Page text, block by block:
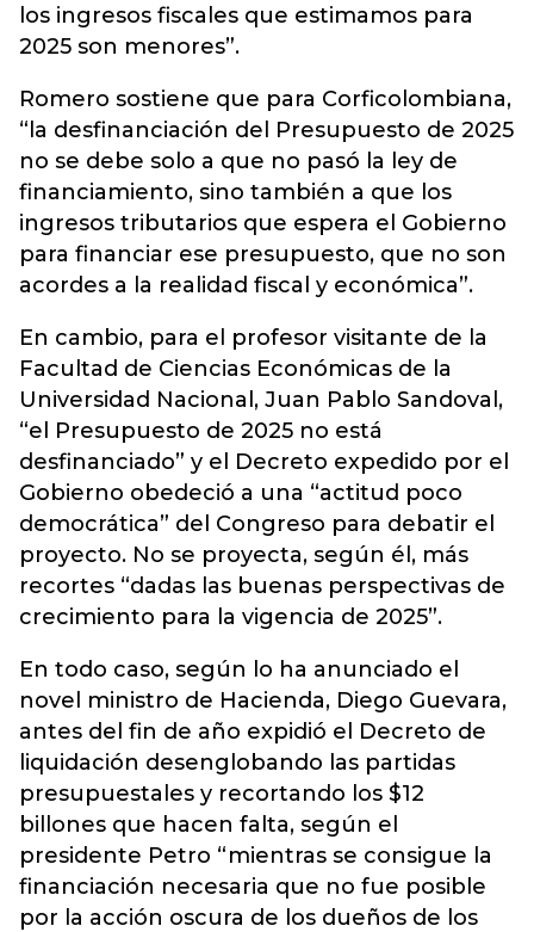
los ingresos fiscales que estimamos para
2025 son menores”.
Romero sostiene que para Corficolombiana,
“la desfinanciación del Presupuesto de 2025
no se debe solo a que no pasó la ley de
financiamiento, sino también a que los
ingresos tributarios que espera el Gobierno
para financiar ese presupuesto, que no son
acordes a la realidad fiscal y económica”.
En cambio, para el profesor visitante de la
Facultad de Ciencias Económicas de la
Universidad Nacional, Juan Pablo Sandoval,
“el Presupuesto de 2025 no está
desfinanciado” y el Decreto expedido por el
Gobierno obedeció a una “actitud poco
democrática” del Congreso para debatir el
proyecto. No se proyecta, según él, más
recortes “dadas las buenas perspectivas de
crecimiento para la vigencia de 2025”.
En todo caso, según lo ha anunciado el
novel ministro de Hacienda, Diego Guevara,
antes del fin de año expidió el Decreto de
liquidación desenglobando las partidas
presupuestales y recortando los $12
billones que hacen falta, según el
presidente Petro “mientras se consigue la
financiación necesaria que no fue posible
por la acción oscura de los dueños de los